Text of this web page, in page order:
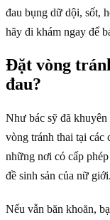
đau bụng dữ dội, sốt,
hãy đi khám ngay để
Đặt vòng
đau?
Như bác sỹ đã
vòng tránh thai tại các
những nơi có cấp
đề sinh sản của nữ giới.
Nếu vẫn băn khoăn,